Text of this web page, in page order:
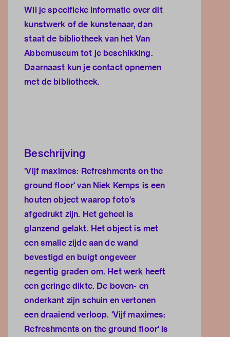
Wil je specifieke informatie over dit
kunstwerk of de kunstenaar, dan
staat de bibliotheek van het Van
Abbemuseumtot je beschikking.
Daarnaast kun jecontact opnemen
met de bibliotheek.
Beschrijving
'Vijf maximes: Refreshments on the
ground floor' van Niek Kemps is een
houten object waarop foto's
afgedrukt zijn. Het geheel is
glanzend gelakt. Het object is met
een smalle zijde aan de wand
bevestigd en buigt ongeveer
negentig graden om. Het werk heeft
een geringe dikte. De boven- en
onderkant zijn schuin en vertonen
een draaiend verloop. 'Vijf maximes:
Refreshments on the ground floor' is